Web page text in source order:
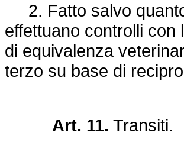
2. Fatto salvo
effettuano controlli
di equivalenza
terzo su base di
Art. 11. Transiti.